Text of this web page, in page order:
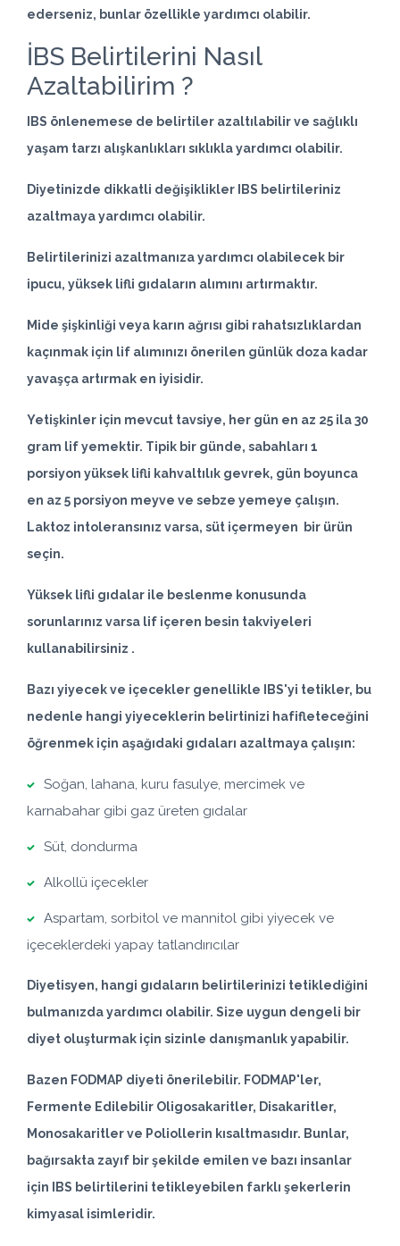
ederseniz, bunlar özellikle yardımcı olabilir.
İBS Belirtilerini Nasıl
Azaltabilirim ?
IBS önlenemese de belirtiler azaltılabilir ve sağlıklı
yaşam tarzı alışkanlıkları sıklıkla yardımcı olabilir.
Diyetinizde dikkatli değişiklikler IBS belirtileriniz
azaltmaya yardımcı olabilir.
Belirtilerinizi azaltmanıza yardımcı olabilecek bir
ipucu, yüksek lifli gıdaların alımını artırmaktır.
Mide şişkinliği veya karın ağrısı gibi rahatsızlıklardan
kaçınmak için lif alımınızı önerilen günlük doza kadar
yavaşça artırmak en iyisidir.
Yetişkinler için mevcut tavsiye, her gün en az 25 ila 30
gram lif yemektir. Tipik bir günde, sabahları 1
porsiyon yüksek lifli kahvaltılık gevrek, gün boyunca
en az 5 porsiyon meyve ve sebze yemeye çalışın.
Laktoz intoleransınız varsa, süt içermeyen bir ürün
seçin.
Yüksek lifli gıdalar ile beslenme konusunda
sorunlarınız varsa lif içeren besin takviyeleri
kullanabilirsiniz .
Bazı yiyecek ve içecekler genellikle IBS'yi tetikler, bu
nedenle hangi yiyeceklerin belirtinizi hafifleteceğini
öğrenmek için aşağıdaki gıdaları azaltmaya çalışın:
Soğan, lahana, kuru fasulye, mercimek ve
karnabahar gibi gaz üreten gıdalar
Süt, dondurma
Alkollü içecekler
Aspartam, sorbitol ve mannitol gibi yiyecek ve
içeceklerdeki yapay tatlandırıcılar
Diyetisyen, hangi gıdaların belirtilerinizi tetiklediğini
bulmanızda yardımcı olabilir. Size uygun dengeli bir
diyet oluşturmak için sizinle danışmanlık yapabilir.
Bazen FODMAP diyeti önerilebilir. FODMAP'ler,
Fermente Edilebilir Oligosakaritler, Disakaritler,
Monosakaritler ve Poliollerin kısaltmasıdır. Bunlar,
bağırsakta zayıf bir şekilde emilen ve bazı insanlar
için IBS belirtilerini tetikleyebilen farklı şekerlerin
kimyasal isimleridir.